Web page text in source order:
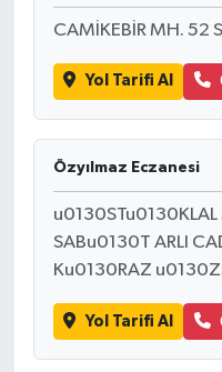
CAMİKEBİR MH. 52
Yol Tarifi Al
Özyılmaz Eczanesi
SABu0130T ARLI
Ku0130RAZ
Yol Tarifi Al